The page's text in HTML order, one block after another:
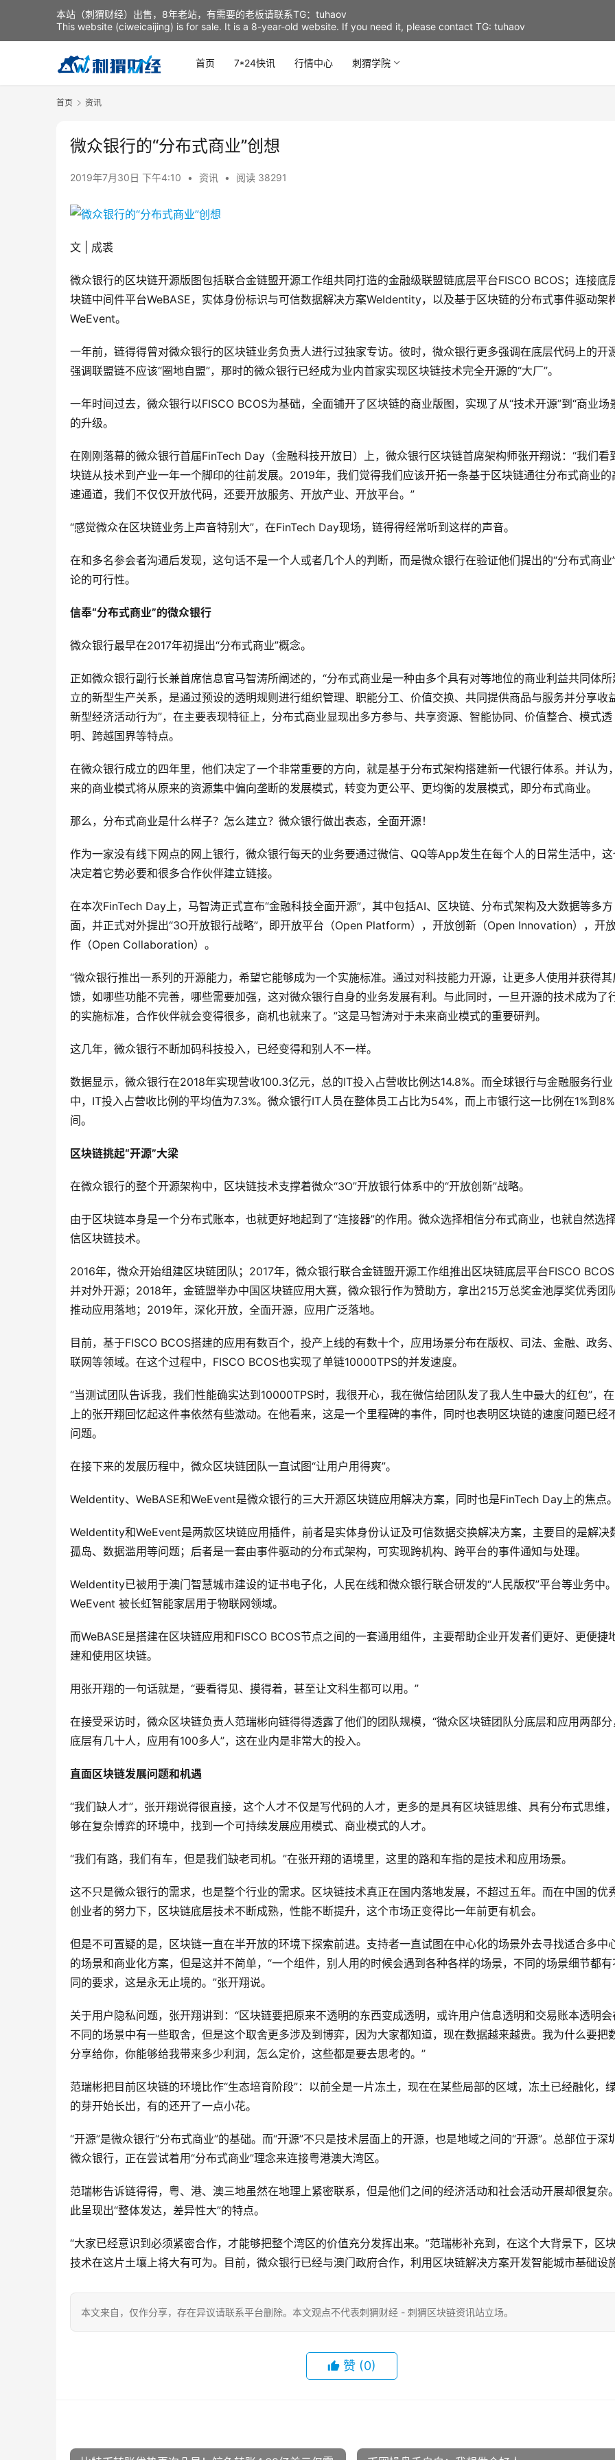
首页 7*24快讯 行情中心 刺猬学院
首页 资讯
微众银行的“分布式商业”创想
2019年7月30日 下午4:10 • 资讯 • 阅读 38291
文 | 成裘
微众银行的区块链开源版图包括联合金链盟开源工作组共同打造的金融级联盟链底层平台FISCO BCOS；连接底
块链中间件平台WeBASE，实体身份标识与可信数据解决方案WeIdentity，以及基于区块链的分布式事件驱动架
WeEvent。
一年前，链得得曾对微众银行的区块链业务负责人进行过独家专访。彼时，微众银行更多强调在底层代码上的开源
强调联盟链不应该“圈地自盟”，那时的微众银行已经成为业内首家实现区块链技术完全开源的“大厂”。
一年时间过去，微众银行以FISCO BCOS为基础，全面铺开了区块链的商业版图，实现了从“技术开源”到“商业场
的升级。
在刚刚落幕的微众银行首届FinTech Day（金融科技开放日）上，微众银行区块链首席架构师张开翔说：“我们看
块链从技术到产业一年一个脚印的往前发展。2019年，我们觉得我们应该开拓一条基于区块链通往分布式商业的
速通道，我们不仅仅开放代码，还要开放服务、开放产业、开放平台。”
“感觉微众在区块链业务上声音特别大”，在FinTech Day现场，链得得经常听到这样的声音。
在和多名参会者沟通后发现，这句话不是一个人或者几个人的判断，而是微众银行在验证他们提出的“分布式商业
论的可行性。
信奉“分布式商业”的微众银行
微众银行最早在2017年初提出“分布式商业”概念。
正如微众银行副行长兼首席信息官马智涛所阐述的，“分布式商业是一种由多个具有对等地位的商业利益共同体所
立的新型生产关系，是通过预设的透明规则进行组织管理、职能分工、价值交换、共同提供商品与服务并分享收
新型经济活动行为”，在主要表现特征上，分布式商业显现出多方参与、共享资源、智能协同、价值整合、模式透
明、跨越国界等特点。
在微众银行成立的四年里，他们决定了一个非常重要的方向，就是基于分布式架构搭建新一代银行体系。并认为
来的商业模式将从原来的资源集中偏向垄断的发展模式，转变为更公平、更均衡的发展模式，即分布式商业。
那么，分布式商业是什么样子？怎么建立？微众银行做出表态，全面开源！
作为一家没有线下网点的网上银行，微众银行每天的业务要通过微信、QQ等App发生在每个人的日常生活中，
决定着它势必要和很多合作伙伴建立链接。
在本次FinTech Day上，马智涛正式宣布“金融科技全面开源”，其中包括AI、区块链、分布式架构及大数据等多方
面，并正式对外提出“3O开放银行战略”，即开放平台（Open Platform），开放创新（Open Innovation），开
作（Open Collaboration）。
“微众银行推出一系列的开源能力，希望它能够成为一个实施标准。通过对科技能力开源，让更多人使用并获得其
馈，如哪些功能不完善，哪些需要加强，这对微众银行自身的业务发展有利。与此同时，一旦开源的技术成为了
的实施标准，合作伙伴就会变得很多，商机也就来了。”这是马智涛对于未来商业模式的重要研判。
这几年，微众银行不断加码科技投入，已经变得和别人不一样。
数据显示，微众银行在2018年实现营收100.3亿元，总的IT投入占营收比例达14.8%。而全球银行与金融服务行业
中，IT投入占营收比例的平均值为7.3%。微众银行IT人员在整体员工占比为54%，而上市银行这一比例在1%到
间。
区块链挑起“开源”大梁
在微众银行的整个开源架构中，区块链技术支撑着微众“3O”开放银行体系中的“开放创新”战略。
由于区块链本身是一个分布式账本，也就更好地起到了“连接器”的作用。微众选择相信分布式商业，也就自然选
信区块链技术。
2016年，微众开始组建区块链团队；2017年，微众银行联合金链盟开源工作组推出区块链底层平台FISCO BCOS
并对外开源；2018年，金链盟举办中国区块链应用大赛，微众银行作为赞助方，拿出215万总奖金池厚奖优秀团队
推动应用落地；2019年，深化开放，全面开源，应用广泛落地。
目前，基于FISCO BCOS搭建的应用有数百个，投产上线的有数十个，应用场景分布在版权、司法、金融、政务
联网等领域。在这个过程中，FISCO BCOS也实现了单链10000TPS的并发速度。
“当测试团队告诉我，我们性能确实达到10000TPS时，我很开心，我在微信给团队发了我人生中最大的红包”，
上的张开翔回忆起这件事依然有些激动。在他看来，这是一个里程碑的事件，同时也表明区块链的速度问题已经
问题。
在接下来的发展历程中，微众区块链团队一直试图“让用户用得爽”。
WeIdentity、WeBASE和WeEvent是微众银行的三大开源区块链应用解决方案，同时也是FinTech Day上的焦点。
WeIdentity和WeEvent是两款区块链应用插件，前者是实体身份认证及可信数据交换解决方案，主要目的是解决
孤岛、数据滥用等问题；后者是一套由事件驱动的分布式架构，可实现跨机构、跨平台的事件通知与处理。
WeIdentity已被用于澳门智慧城市建设的证书电子化，人民在线和微众银行联合研发的“人民版权”平台等业务中。
WeEvent 被长虹智能家居用于物联网领域。
而WeBASE是搭建在区块链应用和FISCO BCOS节点之间的一套通用组件，主要帮助企业开发者们更好、更便捷
建和使用区块链。
用张开翔的一句话就是，“要看得见、摸得着，甚至让文科生都可以用。”
在接受采访时，微众区块链负责人范瑞彬向链得得透露了他们的团队规模，“微众区块链团队分底层和应用两部分
底层有几十人，应用有100多人”，这在业内是非常大的投入。
直面区块链发展问题和机遇
“我们缺人才”，张开翔说得很直接，这个人才不仅是写代码的人才，更多的是具有区块链思维、具有分布式思维
够在复杂博弈的环境中，找到一个可持续发展应用模式、商业模式的人才。
“我们有路，我们有车，但是我们缺老司机。”在张开翔的语境里，这里的路和车指的是技术和应用场景。
这不只是微众银行的需求，也是整个行业的需求。区块链技术真正在国内落地发展，不超过五年。而在中国的优
创业者的努力下，区块链底层技术不断成熟，性能不断提升，这个市场正变得比一年前更有机会。
但是不可置疑的是，区块链一直在半开放的环境下探索前进。支持者一直试图在中心化的场景外去寻找适合多中
的场景和商业化方案，但是这并不简单，“一个组件，别人用的时候会遇到各种各样的场景，不同的场景细节都有
同的要求，这是永无止境的。”张开翔说。
关于用户隐私问题，张开翔讲到：“区块链要把原来不透明的东西变成透明，或许用户信息透明和交易账本透明会
不同的场景中有一些取舍，但是这个取舍更多涉及到博弈，因为大家都知道，现在数据越来越贵。我为什么要把
分享给你，你能够给我带来多少利润，怎么定价，这些都是要去思考的。”
范瑞彬把目前区块链的环境比作“生态培育阶段”：以前全是一片冻土，现在在某些局部的区域，冻土已经融化，
的芽开始长出，有的还开了一点小花。
“开源”是微众银行“分布式商业”的基础。而“开源”不只是技术层面上的开源，也是地域之间的“开源”。总部位于深
微众银行，正在尝试着用“分布式商业”理念来连接粤港澳大湾区。
范瑞彬告诉链得得，粤、港、澳三地虽然在地理上紧密联系，但是他们之间的经济活动和社会活动开展却很复杂
此呈现出“整体发达，差异性大”的特点。
“大家已经意识到必须紧密合作，才能够把整个湾区的价值充分发挥出来。”范瑞彬补充到，在这个大背景下，区
技术在这片土壤上将大有可为。目前，微众银行已经与澳门政府合作，利用区块链解决方案开发智能城市基础设施
本文来自 ，仅作分享，存在异议请联系平台删除。本文观点不代表刺猬财经 - 刺猬区块链资讯站立场。
赞 (0)
本站（刺猬财经）出售，8年老站，有需要的老板请联系TG：tuhaov
This website (ciweicaijing) is for sale. It is a 8-year-old website. If you need it, please contact TG: tuhaov